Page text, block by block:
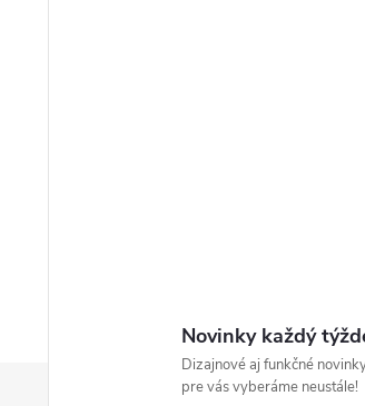
Novinky každý
Dizajnové aj funkčné
pre vás vyberáme neustále!